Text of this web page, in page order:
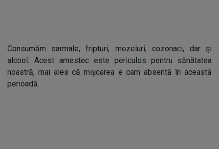
Consumăm sarmale, fripturi, mezeluri, cozonaci, dar şi
alcool. Acest amestec este periculos pentru sănătatea
noastră, mai ales că mișcarea e cam absentă în această
perioadă.